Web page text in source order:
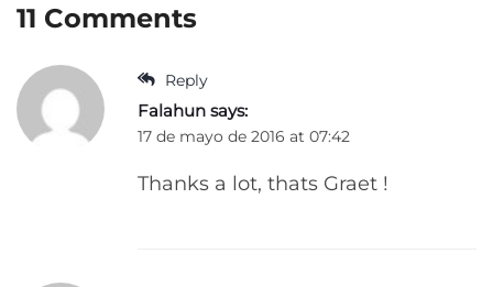
11 Comments
Reply
Falahun says:
17 de mayo de 2016 at 07:42
Thanks a lot, thats Graet !